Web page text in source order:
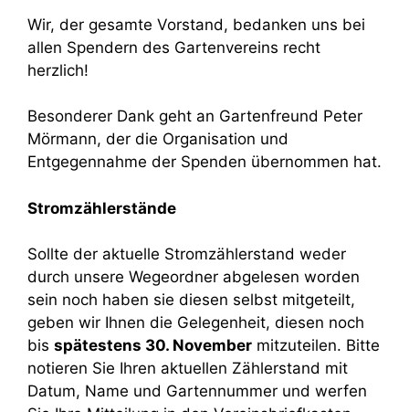
Wir, der gesamte Vorstand, bedanken uns bei
allen Spendern des Gartenvereins recht
herzlich!
Besonderer Dank geht an Gartenfreund Peter
Mörmann, der die Organisation und
Entgegennahme der Spenden übernommen hat.
Stromzählerstände
Sollte der aktuelle Stromzählerstand weder
durch unsere Wegeordner abgelesen worden
sein noch haben sie diesen selbst mitgeteilt,
geben wir Ihnen die Gelegenheit, diesen noch
bis spätestens 30. November mitzuteilen. Bitte
notieren Sie Ihren aktuellen Zählerstand mit
Datum, Name und Gartennummer und werfen